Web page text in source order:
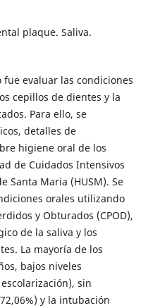
plaque. Saliva.
evaluar las condiciones
cepillos de dientes y la
Para ello, se
detalles de
higiene oral de los
de Cuidados Intensivos
Santa Maria (HUSM). Se
orales utilizando
y Obturados (CPOD),
de la saliva y los
La mayoría de los
bajos niveles
sin
y la intubación